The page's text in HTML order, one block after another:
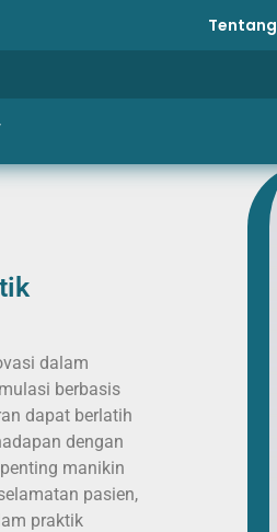
Tentang
dalam
berbasis
dapat berlatih
dengan
manikin
pasien,
praktik